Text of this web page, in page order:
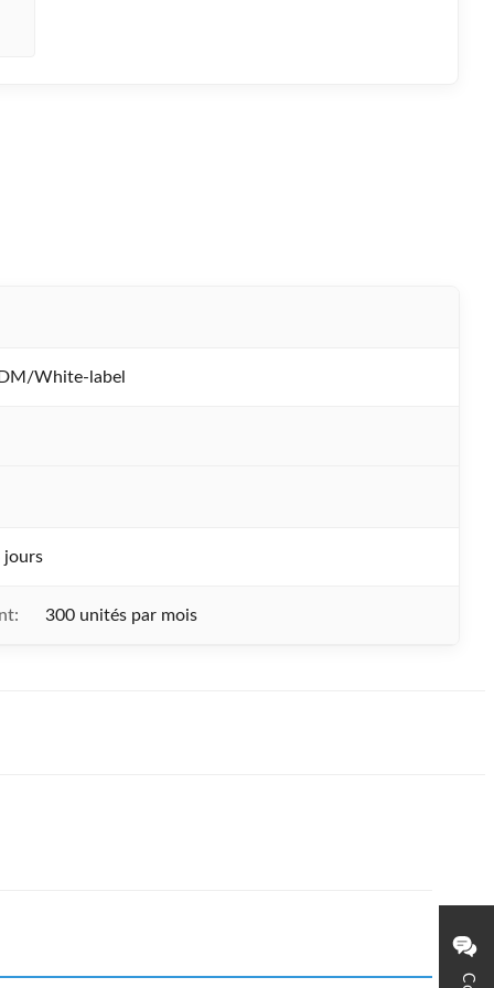
White-label
jours
300 unités par mois